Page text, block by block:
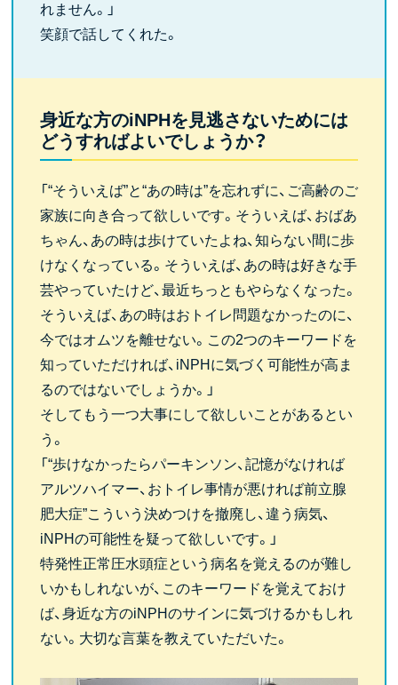
れません。」
笑顔で話してくれた。
身近な方のiNPHを見逃さないためには
どうすればよいでしょうか？
「“そういえば”と“あの時は”を忘れずに、ご高齢のご
家族に向き合って欲しいです。そういえば、おばあ
ちゃん、あの時は歩けていたよね、知らない間に歩
けなくなっている。そういえば、あの時は好きな手
芸やっていたけど、最近ちっともやらなくなった。
そういえば、あの時はおトイレ問題なかったのに、
今ではオムツを離せない。この2つのキーワードを
知っていただければ、iNPHに気づく可能性が高ま
るのではないでしょうか。」
そしてもう一つ大事にして欲しいことがあるとい
う。
「“歩けなかったらパーキンソン、記憶がなければ
アルツハイマー、おトイレ事情が悪ければ前立腺
肥大症”こういう決めつけを撤廃し、違う病気、
iNPHの可能性を疑って欲しいです。」
特発性正常圧水頭症という病名を覚えるのが難し
いかもしれないが、このキーワードを覚えておけ
ば、身近な方のiNPHのサインに気づけるかもしれ
ない。大切な言葉を教えていただいた。